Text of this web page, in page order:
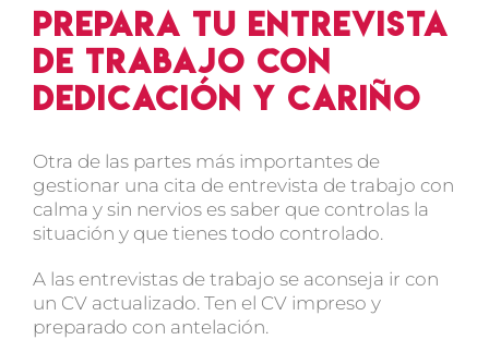
Prepara tu entrevista
de trabajo con
dedicación y cariño
Otra de las partes más importantes de
gestionar una cita de entrevista de trabajo con
calma y sin nervios es saber que controlas la
situación y que tienes todo controlado.
A las entrevistas de trabajo se aconseja ir con
un CV actualizado. Ten el CV impreso y
preparado con antelación.